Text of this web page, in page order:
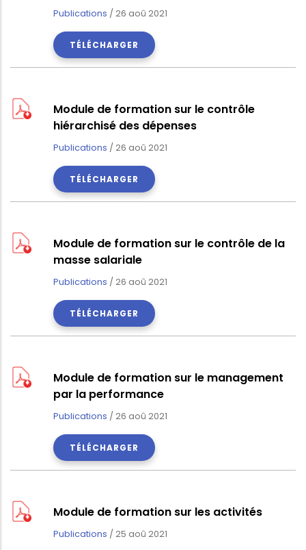
Publications /26 aoû 2021
TÉLÉCHARGER
Module de formation sur le contrôle
hiérarchisé des dépenses
Publications /26 aoû 2021
TÉLÉCHARGER
Module de formation sur le contrôle de la
masse salariale
Publications /26 aoû 2021
TÉLÉCHARGER
Module de formation sur le management
par la performance
Publications /26 aoû 2021
TÉLÉCHARGER
Module de formation sur les activités
Publications /25 aoû 2021